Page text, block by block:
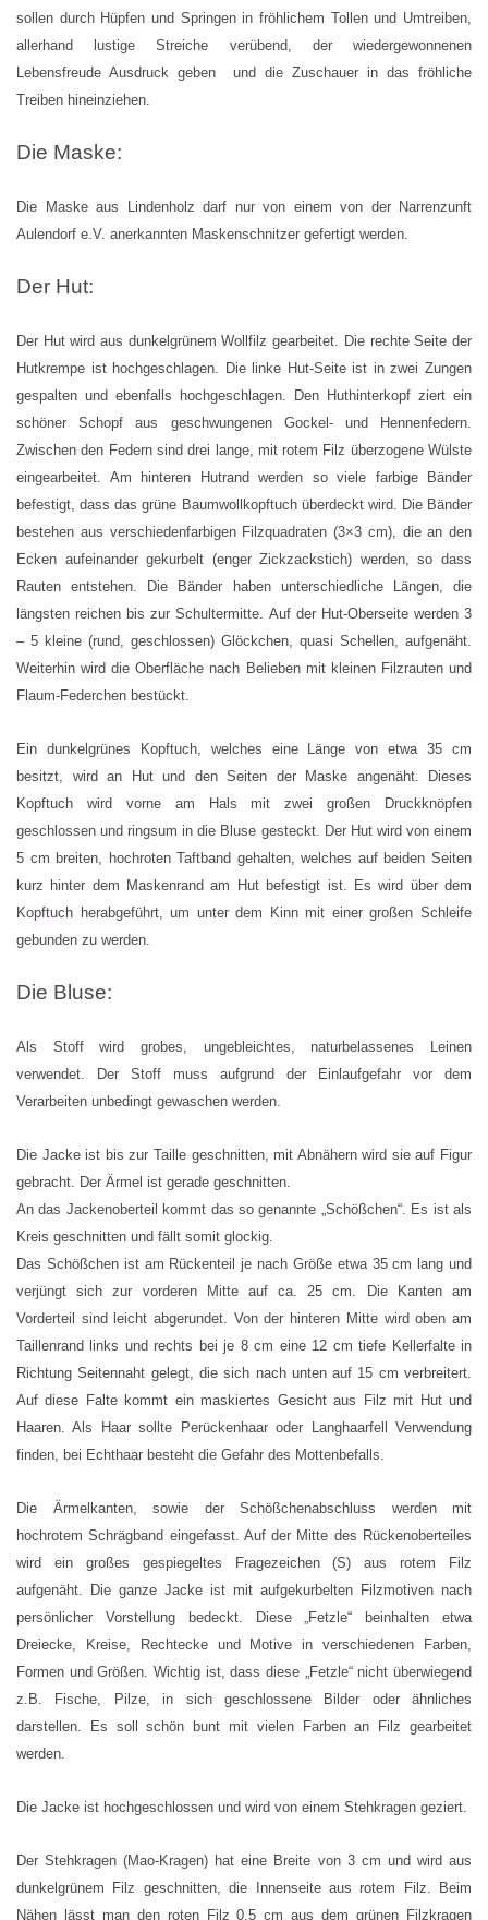
sollen durch Hüpfen und Springen in fröhlichem Tollen und Umtreiben,
allerhand lustige Streiche verübend, der wiedergewonnenen
Lebensfreude Ausdruck geben und die Zuschauer in das fröhliche
Treiben hineinziehen.
Die Maske:
Die Maske aus Lindenholz darf nur von einem von der Narrenzunft
Aulendorf e.V. anerkannten Maskenschnitzer gefertigt werden.
Der Hut:
Der Hut wird aus dunkelgrünem Wollfilz gearbeitet. Die rechte Seite der
Hutkrempe ist hochgeschlagen. Die linke Hut-Seite ist in zwei Zungen
gespalten und ebenfalls hochgeschlagen. Den Huthinterkopf ziert ein
schöner Schopf aus geschwungenen Gockel- und Hennenfedern.
Zwischen den Federn sind drei lange, mit rotem Filz überzogene Wülste
eingearbeitet. Am hinteren Hutrand werden so viele farbige Bänder
befestigt, dass das grüne Baumwollkopftuch überdeckt wird. Die Bänder
bestehen aus verschiedenfarbigen Filzquadraten (3×3 cm), die an den
Ecken aufeinander gekurbelt (enger Zickzackstich) werden, so dass
Rauten entstehen. Die Bänder haben unterschiedliche Längen, die
längsten reichen bis zur Schultermitte. Auf der Hut-Oberseite werden 3
– 5 kleine (rund, geschlossen) Glöckchen, quasi Schellen, aufgenäht.
Weiterhin wird die Oberfläche nach Belieben mit kleinen Filzrauten und
Flaum-Federchen bestückt.
Ein dunkelgrünes Kopftuch, welches eine Länge von etwa 35 cm
besitzt, wird an Hut und den Seiten der Maske angenäht. Dieses
Kopftuch wird vorne am Hals mit zwei großen Druckknöpfen
geschlossen und ringsum in die Bluse gesteckt. Der Hut wird von einem
5 cm breiten, hochroten Taftband gehalten, welches auf beiden Seiten
kurz hinter dem Maskenrand am Hut befestigt ist. Es wird über dem
Kopftuch herabgeführt, um unter dem Kinn mit einer großen Schleife
gebunden zu werden.
Die Bluse:
Als Stoff wird grobes, ungebleichtes, naturbelassenes Leinen
verwendet. Der Stoff muss aufgrund der Einlaufgefahr vor dem
Verarbeiten unbedingt gewaschen werden.
Die Jacke ist bis zur Taille geschnitten, mit Abnähern wird sie auf Figur
gebracht. Der Ärmel ist gerade geschnitten.
An das Jackenoberteil kommt das so genannte „Schößchen“. Es ist als
Kreis geschnitten und fällt somit glockig.
Das Schößchen ist am Rückenteil je nach Größe etwa 35 cm lang und
verjüngt sich zur vorderen Mitte auf ca. 25 cm. Die Kanten am
Vorderteil sind leicht abgerundet. Von der hinteren Mitte wird oben am
Taillenrand links und rechts bei je 8 cm eine 12 cm tiefe Kellerfalte in
Richtung Seitennaht gelegt, die sich nach unten auf 15 cm verbreitert.
Auf diese Falte kommt ein maskiertes Gesicht aus Filz mit Hut und
Haaren. Als Haar sollte Perückenhaar oder Langhaarfell Verwendung
finden, bei Echthaar besteht die Gefahr des Mottenbefalls.
Die Ärmelkanten, sowie der Schößchenabschluss werden mit
hochrotem Schrägband eingefasst. Auf der Mitte des Rückenoberteiles
wird ein großes gespiegeltes Fragezeichen (S) aus rotem Filz
aufgenäht. Die ganze Jacke ist mit aufgekurbelten Filzmotiven nach
persönlicher Vorstellung bedeckt. Diese „Fetzle“ beinhalten etwa
Dreiecke, Kreise, Rechtecke und Motive in verschiedenen Farben,
Formen und Größen. Wichtig ist, dass diese „Fetzle“ nicht überwiegend
z.B. Fische, Pilze, in sich geschlossene Bilder oder ähnliches
darstellen. Es soll schön bunt mit vielen Farben an Filz gearbeitet
werden.
Die Jacke ist hochgeschlossen und wird von einem Stehkragen geziert.
Der Stehkragen (Mao-Kragen) hat eine Breite von 3 cm und wird aus
dunkelgrünem Filz geschnitten, die Innenseite aus rotem Filz. Beim
Nähen lässt man den roten Filz 0,5 cm aus dem grünen Filzkragen